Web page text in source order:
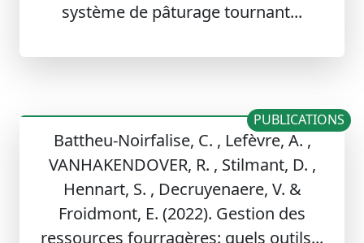
système de pâturage tournant...
Battheu-Noirfalise, C. , Lefèvre, A. ,
VANHAKENDOVER, R. , Stilmant, D. ,
Hennart, S. , Decruyenaere, V. &
Froidmont, E. (2022). Gestion des
ressources fourragères: quels outils...
PUBLICATIONS